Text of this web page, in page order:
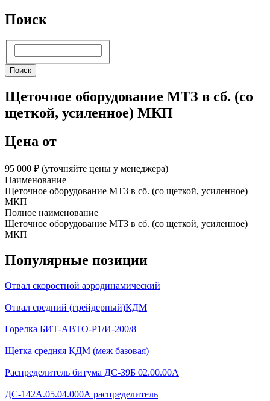
Поиск
Поиск
Щеточное оборудование МТЗ в сб. (со
щеткой, усиленное) МКП
Цена от
95 000 ₽︁ (уточняйте цены у менеджера)
Наименование
Щеточное оборудование МТЗ в сб. (со щеткой, усиленное)
МКП
Полное наименование
Щеточное оборудование МТЗ в сб. (со щеткой, усиленное)
МКП
Популярные позиции
Отвал скоростной аэродинамический
Отвал средний (грейдерный)КДМ
Горелка БИТ-АВТО-Р1/И-200/8
Щетка средняя КДМ (меж базовая)
Распределитель битума ДС-39Б 02.00.00А
ДС-142А.05.04.000А распределитель